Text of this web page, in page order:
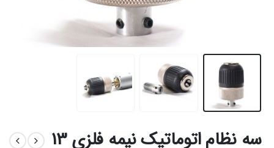
سه نظام اتوماتیک نیمه فلزی 13